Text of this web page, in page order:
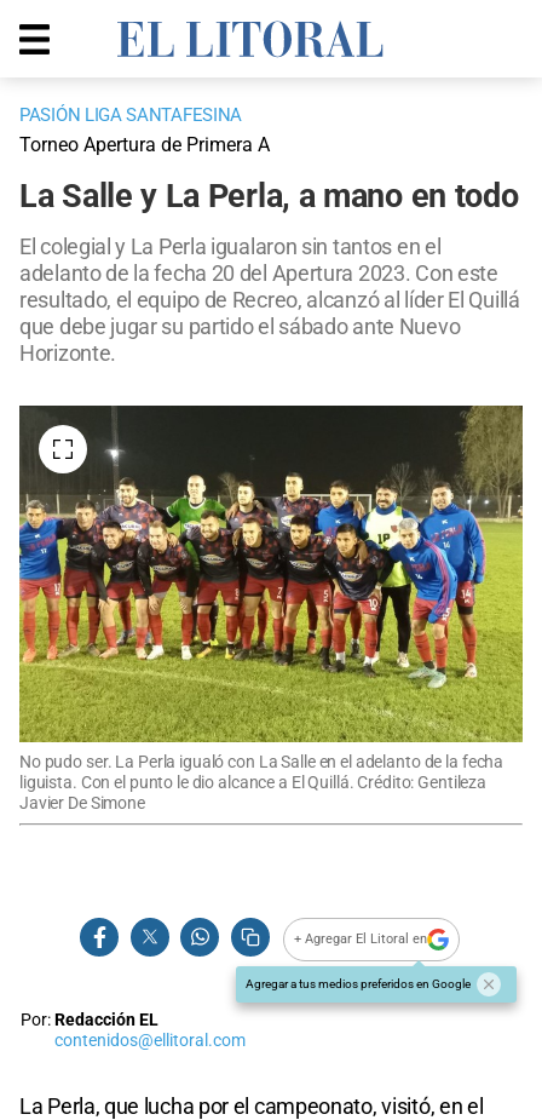
PASIÓN LIGA SANTAFESINA
Torneo Apertura de Primera A
La Salle y La Perla, a mano en todo
El colegial y La Perla igualaron sin tantos en el
adelanto de la fecha 20 del Apertura 2023. Con este
resultado, el equipo de Recreo, alcanzó al líder El Quillá
que debe jugar su partido el sábado ante Nuevo
Horizonte.
No pudo ser. La Perla igualó con La Salle en el adelanto de la fecha
liguista. Con el punto le dio alcance a El Quillá. Crédito: Gentileza
Javier De Simone
+ Agregar El Litoral en
Agregar a tus medios preferidos en Google
Por:Redacción EL
contenidos@ellitoral.com
La Perla, que lucha por el campeonato, visitó, en el